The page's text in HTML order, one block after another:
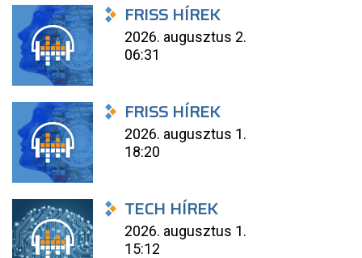
FRISS HÍREK
2026. augusztus 2.
06:31
FRISS HÍREK
2026. augusztus 1.
18:20
TECH HÍREK
2026. augusztus 1.
15:12